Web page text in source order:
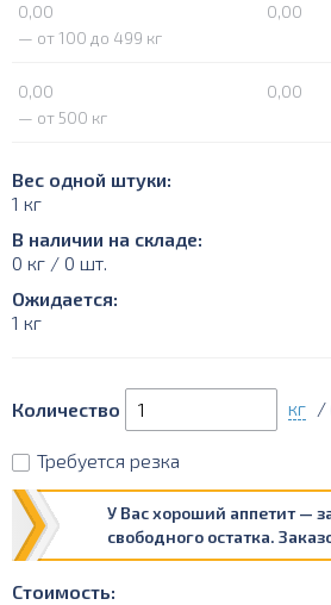
0,00
0,00
— от 100 до 499 кг
0,00
0,00
— от 500 кг
Вес одной штуки:
1 кг
В наличии на складе:
0 кг / 0 шт.
Ожидается:
1 кг
Количество кг /
Требуется резка
У Вас хороший аппетит —
свободного остатка.
Стоимость: